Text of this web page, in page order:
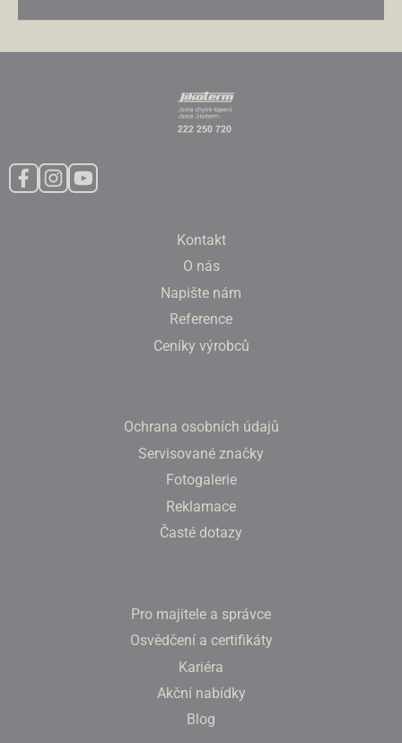
Kontakt
O nás
Napište nám
Reference
Ceníky výrobců
Ochrana osobních údajů
Servisované značky
Fotogalerie
Reklamace
Časté dotazy
Pro majitele a správce
Osvědčení a certifikáty
Kariéra
Akční nabídky
Blog